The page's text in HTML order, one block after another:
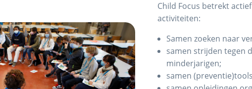
Child Focus betrekt
activiteiten:
Samen zoeken naar
samen strijden tegen
minderjarigen;
samen